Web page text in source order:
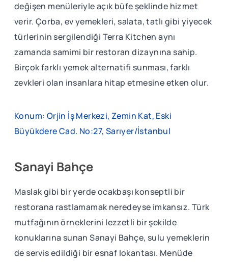
değişen menüleriyle açık büfe şeklinde hizmet
verir. Çorba, ev yemekleri, salata, tatlı gibi yiyecek
türlerinin sergilendiği Terra Kitchen aynı
zamanda samimi bir restoran dizaynına sahip.
Birçok farklı yemek alternatifi sunması, farklı
zevkleri olan insanlara hitap etmesine etken olur.
Konum: Orjin İş Merkezi, Zemin Kat, Eski
Büyükdere Cad. No:27, Sarıyer/İstanbul
Sanayi Bahçe
Maslak gibi bir yerde ocakbaşı konseptli bir
restorana rastlamamak neredeyse imkansız. Türk
mutfağının örneklerini lezzetli bir şekilde
konuklarına sunan Sanayi Bahçe, sulu yemeklerin
de servis edildiği bir esnaf lokantası. Menüde